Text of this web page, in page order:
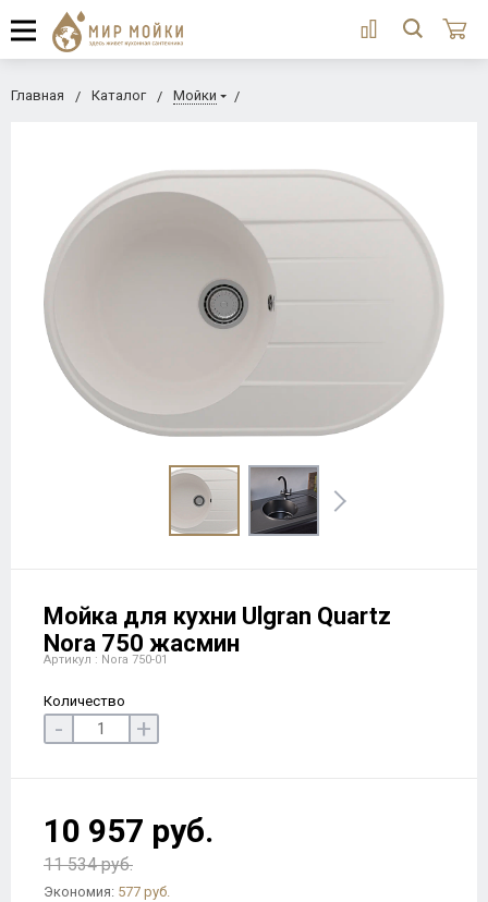
Главная Каталог Мойки
Мойка для кухни Ulgran Quartz
Nora 750 жасмин
Артикул : Nora 750-01
Количество
- +
10 957 руб.
11 534 руб.
Экономия: 577 руб.